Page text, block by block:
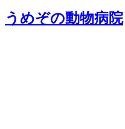
うめぞの動物病院